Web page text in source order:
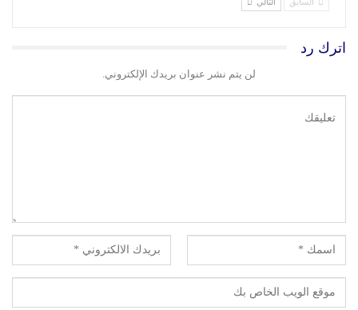
اترك رد
لن يتم نشر عنوان بريدك الإلكتروني.